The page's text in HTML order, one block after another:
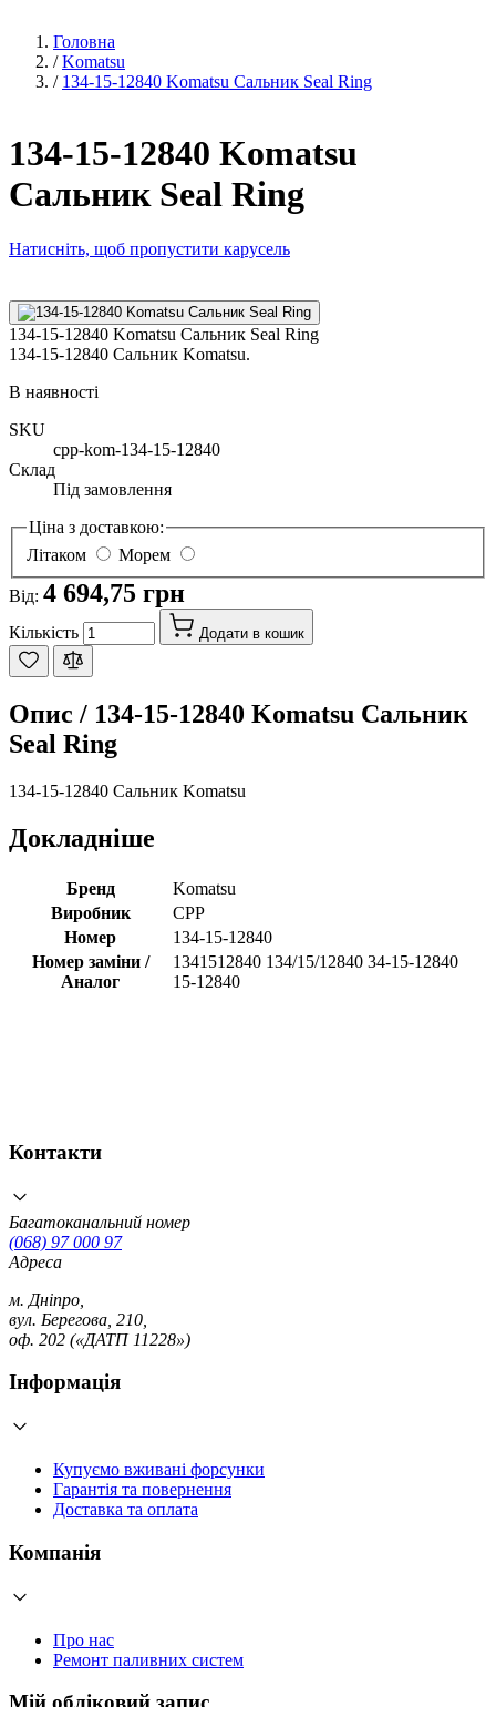
Головна
/ Komatsu
/ 134-15-12840 Komatsu Сальник Seal Ring
134-15-12840 Komatsu
Сальник Seal Ring
Натисніть, щоб пропустити карусель
134-15-12840 Komatsu Сальник Seal Ring
134-15-12840 Сальник Komatsu.
В наявності
SKU
cpp-kom-134-15-12840
Склад
Під замовлення
Ціна з доставкою:
Літаком
Морем
Від: 4 694,75 грн
Кількість Додати в кошик
Опис / 134-15-12840 Komatsu Сальник
Seal Ring
134-15-12840 Сальник Komatsu
Докладніше
Бренд
Komatsu
Виробник
CPP
Номер
134-15-12840
Номер заміни /
Аналог
1341512840 134/15/12840 34-15-12840
15-12840
Контакти
Багатоканальний номер
(068) 97 000 97
Адреса
м. Дніпро,
вул. Берегова, 210,
оф. 202 («ДАТП 11228»)
Інформація
Купуємо вживані форсунки
Гарантія та повернення
Доставка та оплата
Компанія
Про нас
Ремонт паливних систем
Мій обліковий запис